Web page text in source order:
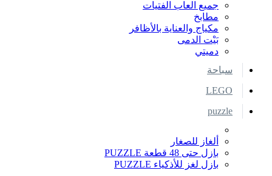
جميع العاب الفتيات
مطابخ
مكياج والعناية بالأظافر
بَيْت الدمى
دميتي
سباحة
LEGO
puzzle
ألغاز للصغار
بازل حتى 48 قطعة PUZZLE
بازل لغز للأذكياء PUZZLE